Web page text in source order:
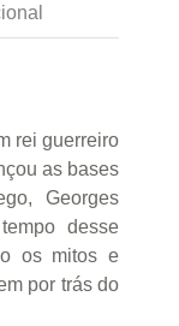
rei guerreiro
as bases
Georges
desse
os mitos e
por trás do